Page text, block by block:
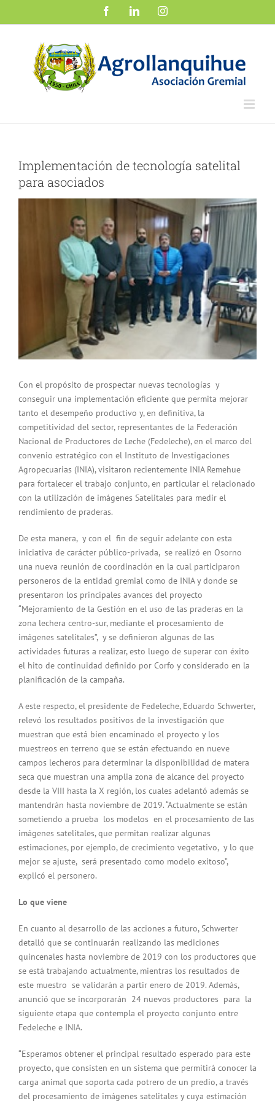
FacebookLinkedInInstagram
Implementación de tecnología satelital
para asociados
Con el propósito de prospectar nuevas tecnologías y
conseguir una implementación eficiente que permita mejorar
tanto el desempeño productivo y, en definitiva, la
competitividad del sector, representantes de la Federación
Nacional de Productores de Leche (Fedeleche), en el marco del
convenio estratégico con el Instituto de Investigaciones
Agropecuarias (INIA), visitaron recientemente INIA Remehue
para fortalecer el trabajo conjunto, en particular el relacionado
con la utilización de imágenes Satelitales para medir el
rendimiento de praderas.
De esta manera, y con el fin de seguir adelante con esta
iniciativa de carácter público-privada, se realizó en Osorno
una nueva reunión de coordinación en la cual participaron
personeros de la entidad gremial como de INIA y donde se
presentaron los principales avances del proyecto
“Mejoramiento de la Gestión en el uso de las praderas en la
zona lechera centro-sur, mediante el procesamiento de
imágenes satelitales”, y se definieron algunas de las
actividades futuras a realizar, esto luego de superar con éxito
el hito de continuidad definido por Corfo y considerado en la
planificación de la campaña.
A este respecto, el presidente de Fedeleche, Eduardo Schwerter,
relevó los resultados positivos de la investigación que
muestran que está bien encaminado el proyecto y los
muestreos en terreno que se están efectuando en nueve
campos lecheros para determinar la disponibilidad de matera
seca que muestran una amplia zona de alcance del proyecto
desde la VIII hasta la X región, los cuales adelantó además se
mantendrán hasta noviembre de 2019. “Actualmente se están
sometiendo a prueba los modelos en el procesamiento de las
imágenes satelitales, que permitan realizar algunas
estimaciones, por ejemplo, de crecimiento vegetativo, y lo que
mejor se ajuste, será presentado como modelo exitoso”,
explicó el personero.
Lo que viene
En cuanto al desarrollo de las acciones a futuro, Schwerter
detalló que se continuarán realizando las mediciones
quincenales hasta noviembre de 2019 con los productores que
se está trabajando actualmente, mientras los resultados de
este muestro se validarán a partir enero de 2019. Además,
anunció que se incorporarán 24 nuevos productores para la
siguiente etapa que contempla el proyecto conjunto entre
Fedeleche e INIA.
“Esperamos obtener el principal resultado esperado para este
proyecto, que consisten en un sistema que permitirá conocer la
carga animal que soporta cada potrero de un predio, a través
del procesamiento de imágenes satelitales y cuya estimación